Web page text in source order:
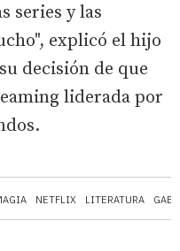
NETFLIX LITERATURA
series y las
explicó el hijo
decisión de que
liderada por